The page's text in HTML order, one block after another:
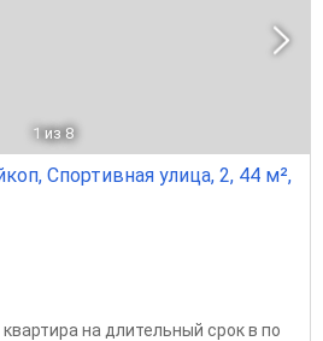
1 из 8
Спортивная улица, 2, 44 м²,
на длительный срок в по